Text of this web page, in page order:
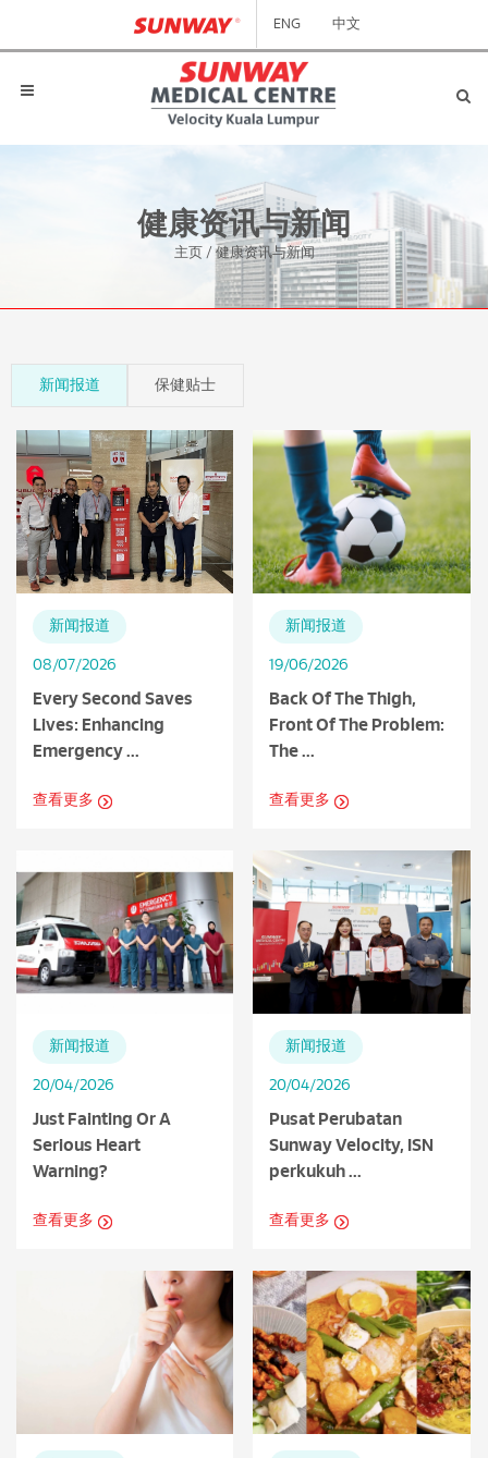
ENG 中文
健康资讯与新闻
主页 / 健康资讯与新闻
新闻报道 保健贴士
新闻报道
08/07/2026
Every Second Saves
Lives: Enhancing
Emergency ...
查看更多
新闻报道
19/06/2026
Back Of The Thigh,
Front Of The Problem:
The ...
查看更多
新闻报道
20/04/2026
Just Fainting Or A
Serious Heart
Warning?
查看更多
新闻报道
20/04/2026
Pusat Perubatan
Sunway Velocity, ISN
perkukuh ...
查看更多